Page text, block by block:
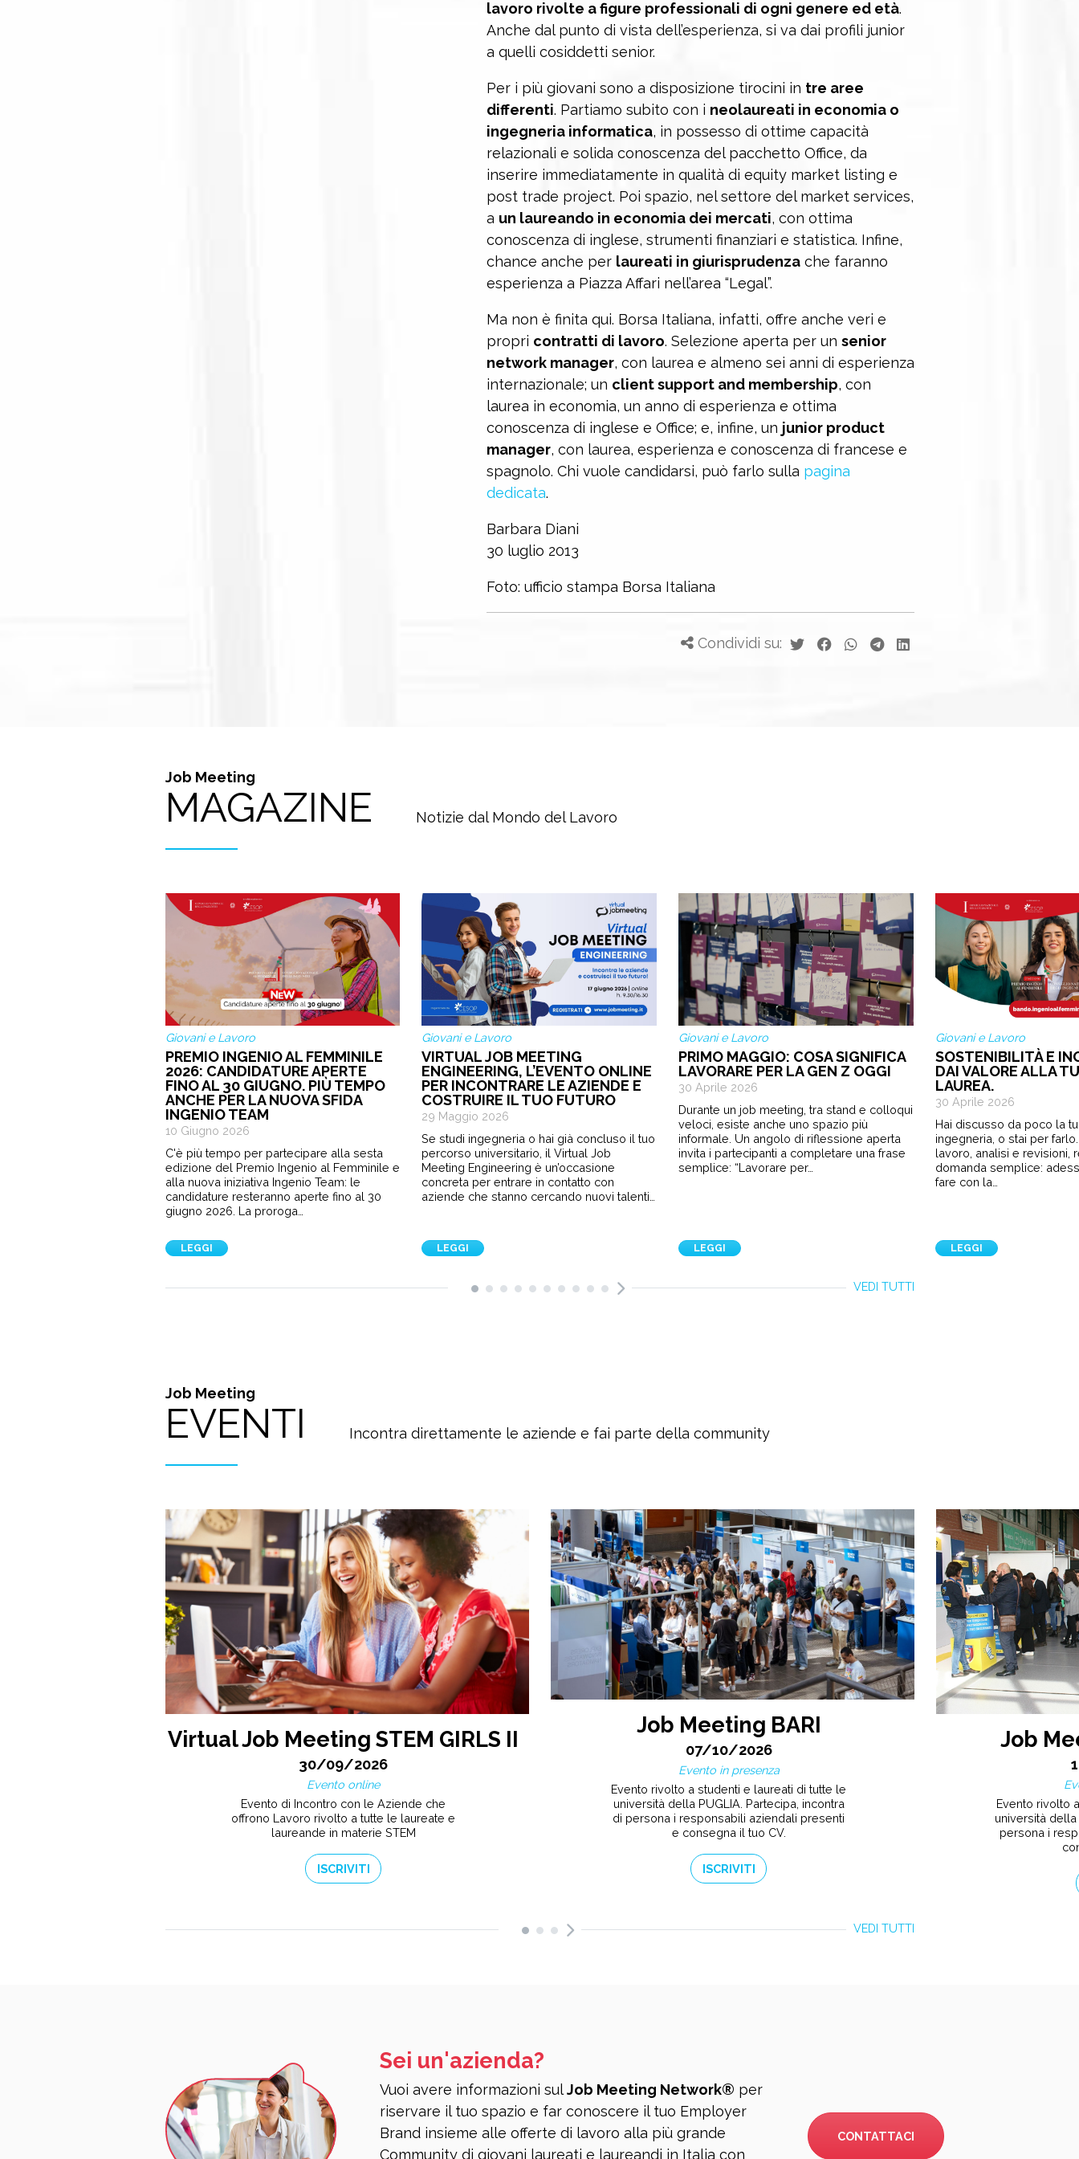
lavoro rivolte a figure professionali di ogni genere ed età.
Anche dal punto di vista dell’esperienza, si va dai profili junior
a quelli cosiddetti senior.
Per i più giovani sono a disposizione tirocini in tre aree
differenti. Partiamo subito con i neolaureati in economia o
ingegneria informatica, in possesso di ottime capacità
relazionali e solida conoscenza del pacchetto Office, da
inserire immediatamente in qualità di equity market listing e
post trade project. Poi spazio, nel settore del market services,
a un laureando in economia dei mercati, con ottima
conoscenza di inglese, strumenti finanziari e statistica. Infine,
chance anche per laureati in giurisprudenzache faranno
esperienza a Piazza Affari nell’area “Legal”.
Ma non è finita qui. Borsa Italiana, infatti, offre anche veri e
propri contratti di lavoro. Selezione aperta per un senior
network manager, con laurea e almeno sei anni di esperienza
internazionale; un client support and membership, con
laurea in economia, un anno di esperienza e ottima
conoscenza di inglese e Office; e, infine, un junior product
manager, con laurea, esperienza e conoscenza di francese e
spagnolo. Chi vuole candidarsi, può farlo sulla pagina
dedicata.
Barbara Diani
30 luglio 2013
Foto: ufficio stampa Borsa Italiana
Condividi su:
Job Meeting
MAGAZINE Notizie dal Mondo del Lavoro
Giovani e Lavoro
PREMIO INGENIO AL FEMMINILE
2026: CANDIDATURE APERTE
FINO AL 30 GIUGNO. PIÙ TEMPO
ANCHE PER LA NUOVA SFIDA
INGENIO TEAM
10 Giugno 2026
C'è più tempo per partecipare alla sesta
edizione del Premio Ingenio al Femminile e
alla nuova iniziativa Ingenio Team: le
candidature resteranno aperte fino al 30
giugno 2026. La proroga…
LEGGI
Giovani e Lavoro
VIRTUAL JOB MEETING
ENGINEERING, L’EVENTO ONLINE
PER INCONTRARE LE AZIENDE E
COSTRUIRE IL TUO FUTURO
29 Maggio 2026
Se studi ingegneria o hai già concluso il tuo
percorso universitario, il Virtual Job
Meeting Engineering è un’occasione
concreta per entrare in contatto con
aziende che stanno cercando nuovi talenti…
LEGGI
Giovani e Lavoro
PRIMO MAGGIO: COSA SIGNIFICA
LAVORARE PER LA GEN Z OGGI
30 Aprile 2026
Durante un job meeting, tra stand e colloqui
veloci, esiste anche uno spazio più
informale. Un angolo di riflessione aperta
invita i partecipanti a completare una frase
semplice: “Lavorare per…
LEGGI
Giovani e Lavoro
SOSTENIBILITÀ E
DAI VALORE ALLA
LAUREA.
30 Aprile 2026
Hai discusso da poco la
ingegneria, o stai per
lavoro, analisi e revisioni,
domanda semplice:
fare con la…
LEGGI
VEDI TUTTI
Job Meeting
EVENTI Incontra direttamente le aziende e fai parte della community
Virtual Job Meeting STEM GIRLS II
30/09/2026
Evento online
Evento di Incontro con le Aziende che
offrono Lavoro rivolto a tutte le laureate e
laureande in materie STEM
ISCRIVITI
Job Meeting BARI
07/10/2026
Evento in presenza
Evento rivolto a studenti e laureati di tutte le
università della PUGLIA. Partecipa, incontra
di persona i responsabili aziendali presenti
e consegna il tuo CV.
ISCRIVITI
Job
Evento rivolto
università della
persona i
VEDI TUTTI
Sei un'azienda?
Vuoi avere informazioni sulJob Meeting Network® per
riservare il tuo spazio e far conoscere il tuo Employer
Brand insieme alle offerte di lavoro alla più grande
Community di giovani laureati e laureandi in Italia con
CONTATTACI